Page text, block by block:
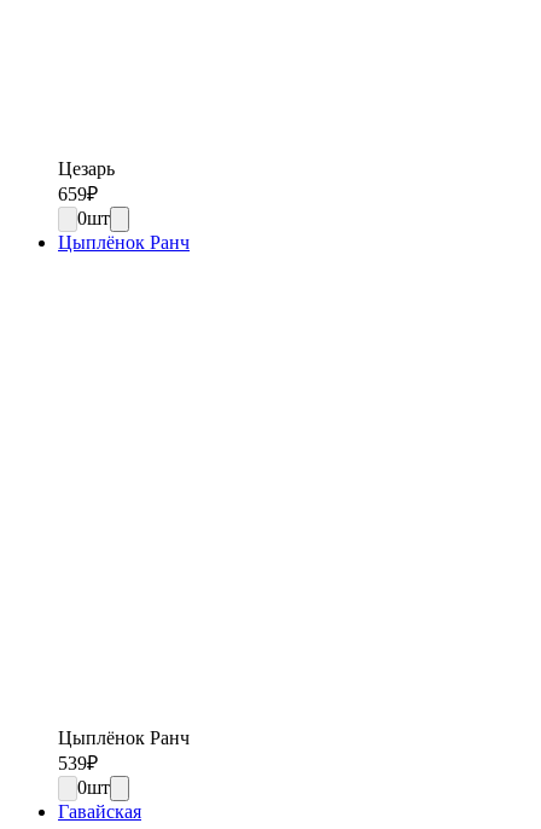
Цезарь
659₽
0шт
Цыплёнок Ранч
Цыплёнок Ранч
539₽
0шт
Гавайская